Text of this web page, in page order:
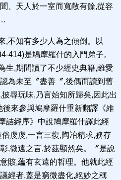
、天人於一室而寬敞有餘,從容
,不知有多少人為之傾倒。以
414)是鳩摩羅什的入門弟子。
生,期間讀了不少經史典籍,雖愛
為未至〞盡善〞,後偶而讀到舊
尋玩味,乃言始知所歸矣,因此出
來參與鳩摩羅什重新翻譯《維
詰經序》中說鳩摩羅什譯此經
虔虔,一言三復,陶冶精求,務存
,微遠之言,於茲顯然矣。〞是說
賅,蘊有玄遠的哲理。他就此經
經者,蓋是窮微盡化,絕妙之稱